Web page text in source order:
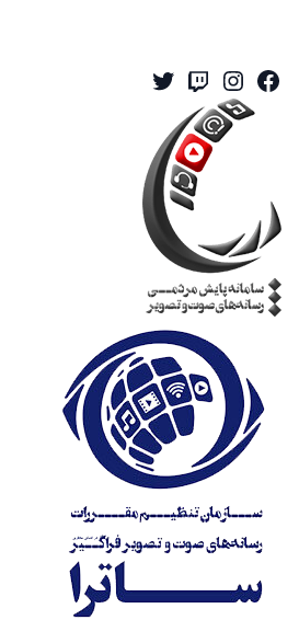
Facebook
Instagram
Twitch
Twitter